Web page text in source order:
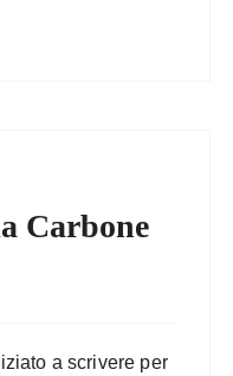
Carbone
a scrivere per